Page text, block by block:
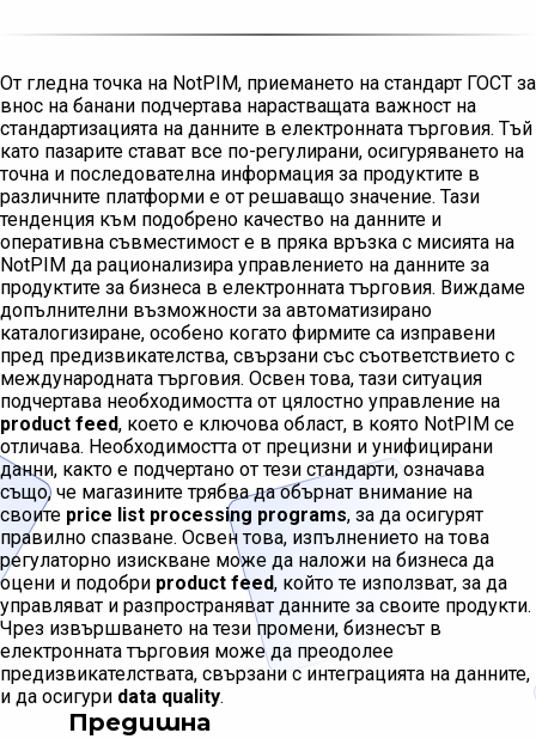
От гледна точка на NotPIM, приемането на стандарт ГОСТ за
внос на банани подчертава нарастващата важност на
стандартизацията на данните в електронната търговия. Тъй
като пазарите стават все по-регулирани, осигуряването на
точна и последователна информация за продуктите в
различните платформи е от решаващо значение. Тази
тенденция към подобрено качество на данните и
оперативна съвместимост е в пряка връзка с мисията на
NotPIM да рационализира управлението на данните за
продуктите за бизнеса в електронната търговия. Виждаме
допълнителни възможности за автоматизирано
каталогизиране, особено когато фирмите са изправени
пред предизвикателства, свързани със съответствието с
международната търговия. Освен това, тази ситуация
подчертава необходимостта от цялостно управление на
product feed, което е ключова област, в която NotPIM се
отличава. Необходимостта от прецизни и унифицирани
данни, както е подчертано от тези стандарти, означава
също, че магазините трябва да обърнат внимание на
своите price list processing programs, за да осигурят
правилно спазване. Освен това, изпълнението на това
регулаторно изискване може да наложи на бизнеса да
оцени и подобри product feed, който те използват, за да
управляват и разпространяват данните за своите продукти.
Чрез извършването на тези промени, бизнесът в
електронната търговия може да преодолее
предизвикателствата, свързани с интеграцията на данните,
и да осигури data quality.
Предишна